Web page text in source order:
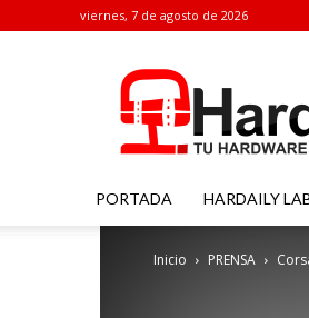
viernes, 7 de agosto de 2026
PORTADA HARDAILY
Inicio PRENSA